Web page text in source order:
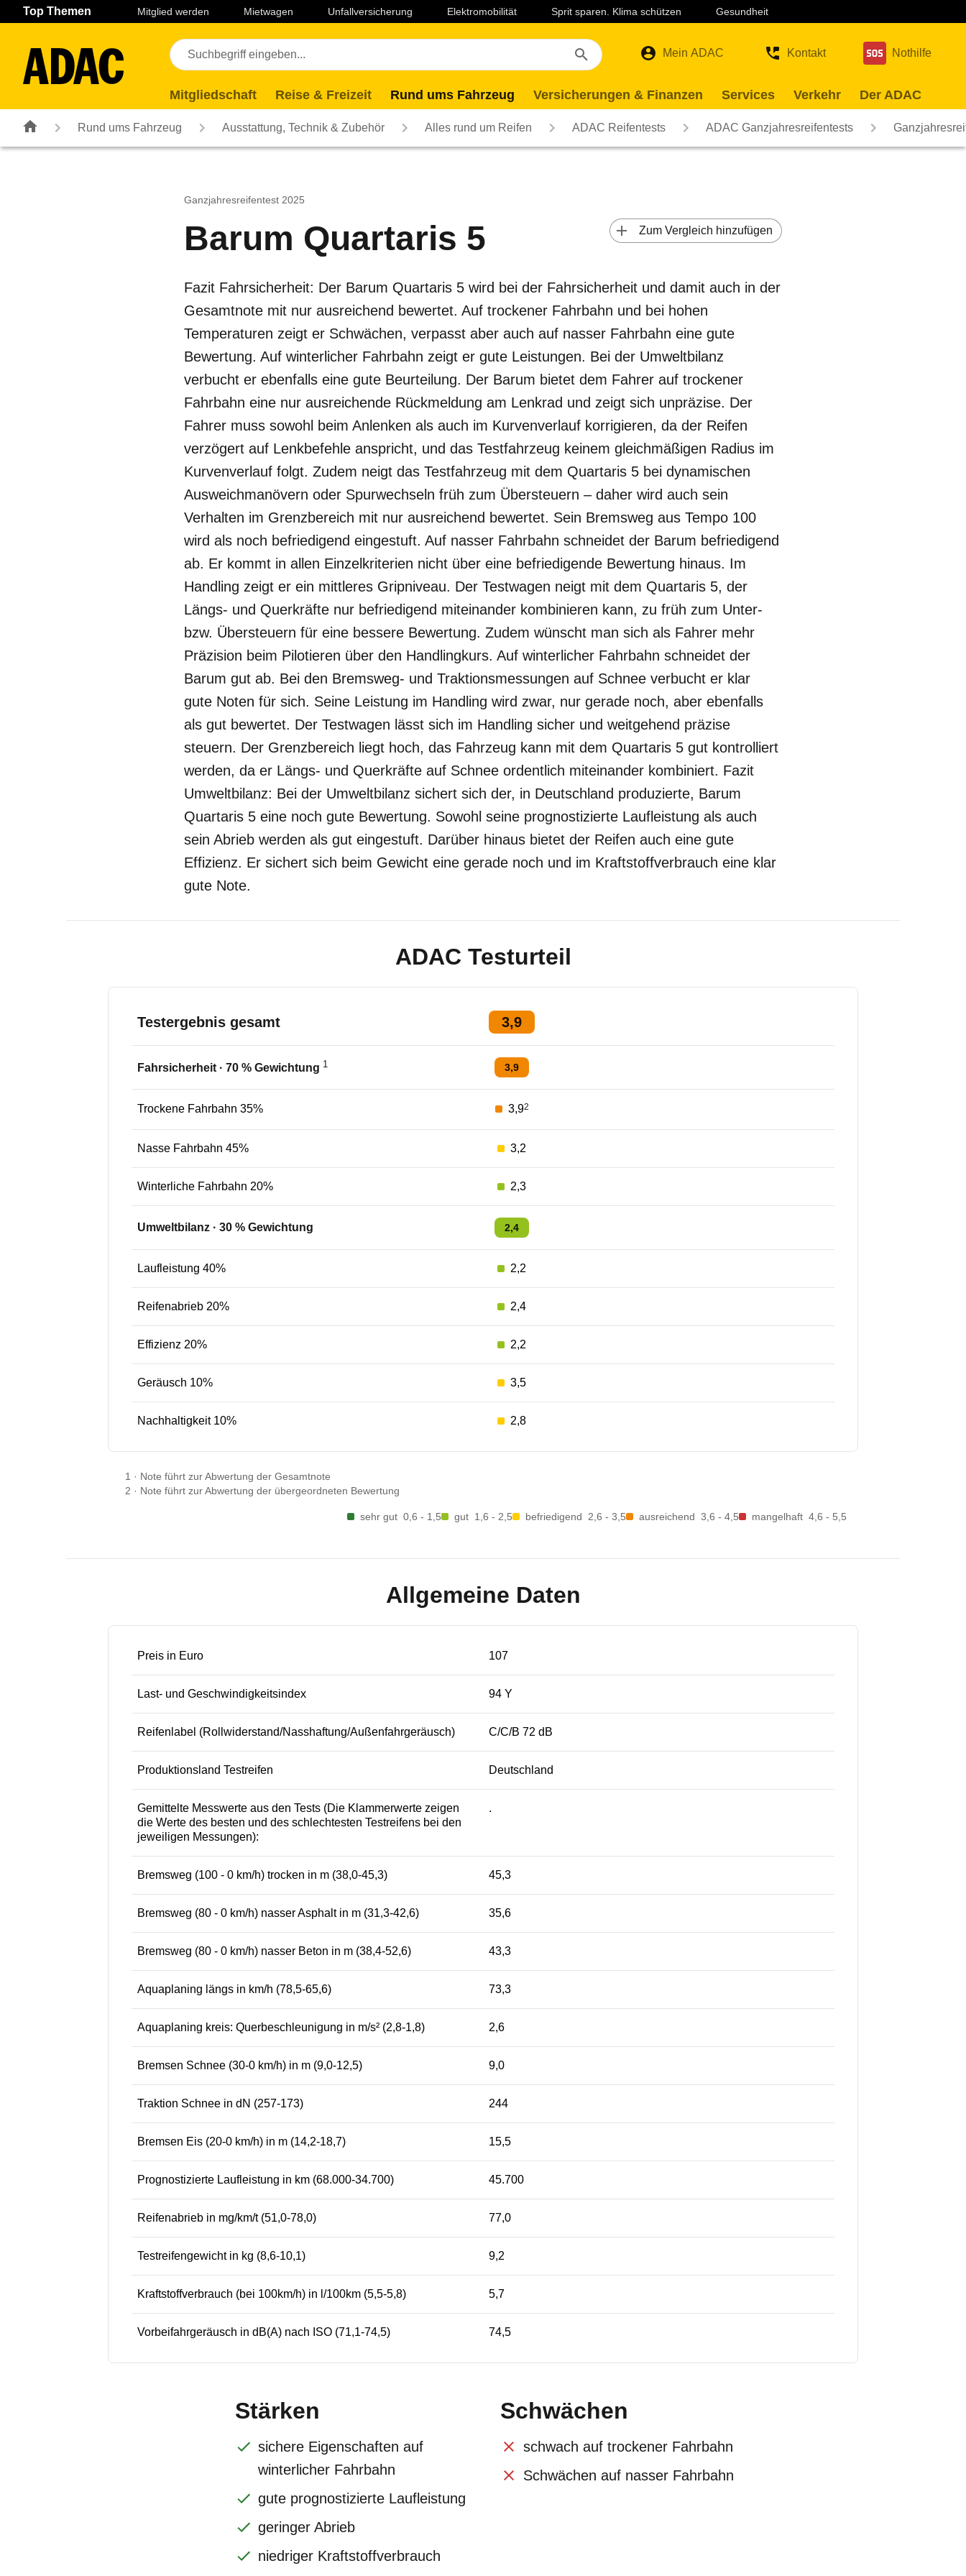
Navigation Seiteninhalt Fußzeile
Top Themen Mitglied werden Mietwagen Unfallversicherung Elektromobilität Sprit sparen. Klima schützen Gesundheit
Mein ADAC Kontakt Nothilfe
Mitgliedschaft Reise & Freizeit Rund ums Fahrzeug Versicherungen & Finanzen Services Verkehr Der ADAC
Rund ums Fahrzeug Ausstattung, Technik & Zubehör Alles rund um Reifen ADAC Reifentests ADAC Ganzjahresreifentests
Ganzjahresreifentest 2025
Barum Quartaris 5 Zum Vergleich hinzufügen
Fazit Fahrsicherheit: Der Barum Quartaris 5 wird bei der Fahrsicherheit und damit auch in der
Gesamtnote mit nur ausreichend bewertet. Auf trockener Fahrbahn und bei hohen
Temperaturen zeigt er Schwächen, verpasst aber auch auf nasser Fahrbahn eine gute
Bewertung. Auf winterlicher Fahrbahn zeigt er gute Leistungen. Bei der Umweltbilanz
verbucht er ebenfalls eine gute Beurteilung. Der Barum bietet dem Fahrer auf trockener
Fahrbahn eine nur ausreichende Rückmeldung am Lenkrad und zeigt sich unpräzise. Der
Fahrer muss sowohl beim Anlenken als auch im Kurvenverlauf korrigieren, da der Reifen
verzögert auf Lenkbefehle anspricht, und das Testfahrzeug keinem gleichmäßigen Radius im
Kurvenverlauf folgt. Zudem neigt das Testfahrzeug mit dem Quartaris 5 bei dynamischen
Ausweichmanövern oder Spurwechseln früh zum Übersteuern – daher wird auch sein
Verhalten im Grenzbereich mit nur ausreichend bewertet. Sein Bremsweg aus Tempo 100
wird als noch befriedigend eingestuft. Auf nasser Fahrbahn schneidet der Barum befriedigend
ab. Er kommt in allen Einzelkriterien nicht über eine befriedigende Bewertung hinaus. Im
Handling zeigt er ein mittleres Gripniveau. Der Testwagen neigt mit dem Quartaris 5, der
Längs- und Querkräfte nur befriedigend miteinander kombinieren kann, zu früh zum Unter-
bzw. Übersteuern für eine bessere Bewertung. Zudem wünscht man sich als Fahrer mehr
Präzision beim Pilotieren über den Handlingkurs. Auf winterlicher Fahrbahn schneidet der
Barum gut ab. Bei den Bremsweg- und Traktionsmessungen auf Schnee verbucht er klar
gute Noten für sich. Seine Leistung im Handling wird zwar, nur gerade noch, aber ebenfalls
als gut bewertet. Der Testwagen lässt sich im Handling sicher und weitgehend präzise
steuern. Der Grenzbereich liegt hoch, das Fahrzeug kann mit dem Quartaris 5 gut kontrolliert
werden, da er Längs- und Querkräfte auf Schnee ordentlich miteinander kombiniert. Fazit
Umweltbilanz: Bei der Umweltbilanz sichert sich der, in Deutschland produzierte, Barum
Quartaris 5 eine noch gute Bewertung. Sowohl seine prognostizierte Laufleistung als auch
sein Abrieb werden als gut eingestuft. Darüber hinaus bietet der Reifen auch eine gute
Effizienz. Er sichert sich beim Gewicht eine gerade noch und im Kraftstoffverbrauch eine klar
gute Note.
ADAC Testurteil
Testergebnis gesamt 3,9
Fahrsicherheit · 70 % Gewichtung 1 3,9
Trockene Fahrbahn 35% 3,92
Nasse Fahrbahn 45% 3,2
Winterliche Fahrbahn 20% 2,3
Umweltbilanz · 30 % Gewichtung 2,4
Laufleistung 40% 2,2
Reifenabrieb 20% 2,4
Effizienz 20% 2,2
Geräusch 10% 3,5
Nachhaltigkeit 10% 2,8
1 · Note führt zur Abwertung der Gesamtnote
2 · Note führt zur Abwertung der übergeordneten Bewertung
sehr gut 0,6 - 1,5 gut 1,6 - 2,5 befriedigend 2,6 - 3,5 ausreichend 3,6 - 4,5 mangelhaft 4,6 - 5,5
Allgemeine Daten
Preis in Euro 107
Last- und Geschwindigkeitsindex 94 Y
Reifenlabel (Rollwiderstand/Nasshaftung/Außenfahrgeräusch) C/C/B 72 dB
Produktionsland Testreifen Deutschland
Gemittelte Messwerte aus den Tests (Die Klammerwerte zeigen
die Werte des besten und des schlechtesten Testreifens bei den
jeweiligen Messungen):
.
Bremsweg (100 - 0 km/h) trocken in m (38,0-45,3) 45,3
Bremsweg (80 - 0 km/h) nasser Asphalt in m (31,3-42,6) 35,6
Bremsweg (80 - 0 km/h) nasser Beton in m (38,4-52,6) 43,3
Aquaplaning längs in km/h (78,5-65,6) 73,3
Aquaplaning kreis: Querbeschleunigung in m/s² (2,8-1,8) 2,6
Bremsen Schnee (30-0 km/h) in m (9,0-12,5) 9,0
Traktion Schnee in dN (257-173) 244
Bremsen Eis (20-0 km/h) in m (14,2-18,7) 15,5
Prognostizierte Laufleistung in km (68.000-34.700) 45.700
Reifenabrieb in mg/km/t (51,0-78,0) 77,0
Testreifengewicht in kg (8,6-10,1) 9,2
Kraftstoffverbrauch (bei 100km/h) in l/100km (5,5-5,8) 5,7
Vorbeifahrgeräusch in dB(A) nach ISO (71,1-74,5) 74,5
Stärken
sichere Eigenschaften auf
winterlicher Fahrbahn
gute prognostizierte Laufleistung
geringer Abrieb
niedriger Kraftstoffverbrauch
Schwächen
schwach auf trockener Fahrbahn
Schwächen auf nasser Fahrbahn